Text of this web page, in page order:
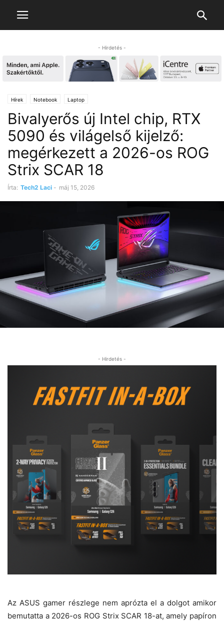
- Hirdetés -
Hírek Notebook Laptop
Bivalyerős új Intel chip, RTX
5090 és világelső kijelző:
megérkezett a 2026-os ROG
Strix SCAR 18
Írta: Tech2 Laci - máj 15, 2026
- Hirdetés -
Az ASUS gamer részlege nem aprózta el a dolgot amikor
bemutatta a 2026-os ROG Strix SCAR 18-at, amely papíron